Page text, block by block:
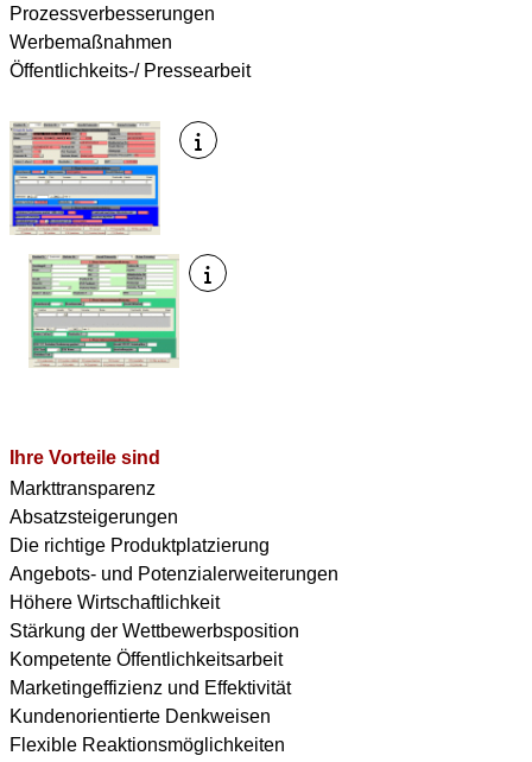
Prozessverbesserungen
Werbemaßnahmen
Öffentlichkeits-/ Pressearbeit
Ihre Vorteile sind
Markttransparenz
Absatzsteigerungen
Die richtige Produktplatzierung
Angebots- und Potenzialerweiterungen
Höhere Wirtschaftlichkeit
Stärkung der Wettbewerbsposition
Kompetente Öffentlichkeitsarbeit
Marketingeffizienz und Effektivität
Kundenorientierte Denkweisen
Flexible Reaktionsmöglichkeiten